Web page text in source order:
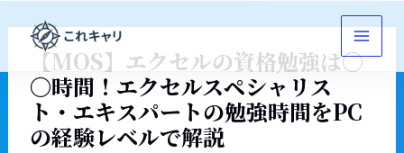
容
ス
【MOS】エクセルの資格勉強は〇
〇時間！エクセルスペシャリス
ト・エキスパートの勉強時間をPC
の経験レベルで解説